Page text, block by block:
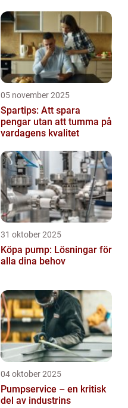
05 november 2025
Spartips: Att spara
pengar utan att tumma på
vardagens kvalitet
31 oktober 2025
Köpa pump: Lösningar för
alla dina behov
04 oktober 2025
Pumpservice – en kritisk
del av industrins